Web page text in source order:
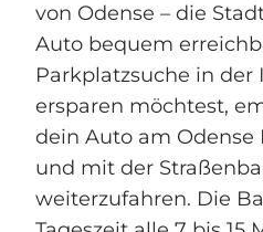
von Odense – die
Auto bequem
Parkplatzsuche in der
ersparen möchtest,
dein Auto am Odense
und mit der
weiterzufahren. Die